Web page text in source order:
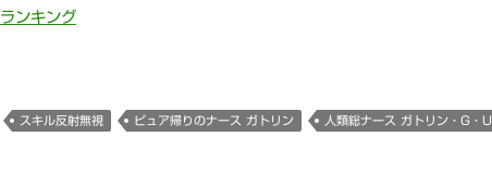
ンキング
類総ナース ガトリン・G・U(ゴールデンアワード2017)
スキル反射無視 ピュア帰りのナース ガトリン 人類総ナース ガトリン・G・U